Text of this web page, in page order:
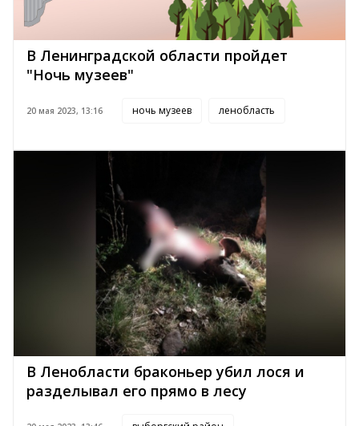
В Ленинградской области пройдет
"Ночь музеев"
20 мая 2023, 13:16 ночь музеев ленобласть
В Ленобласти браконьер убил лося и
разделывал его прямо в лесу